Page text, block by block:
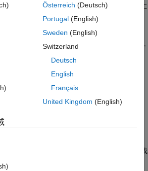
レポーターを使用してモデルのメモに
。
図のタイル表示
図をレポートの複数ページにわたって表示す
おけるタスクとブロックの実行順序のレポ
レポーターを使用して、モ
ポートする。
システム設計レポートの生成
の説明を生成するレポート プログラムを作成
Österreich (Deutsch)
Portugal(English)
Sweden (English)
Switzerland
Deutsch
English
Français
United Kingdom (English)